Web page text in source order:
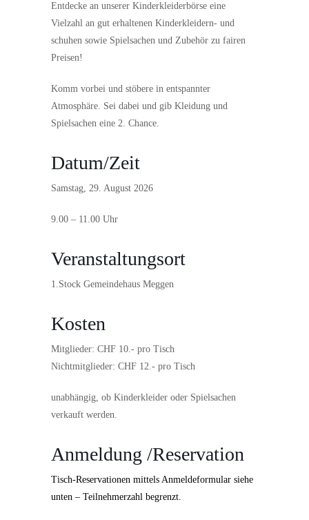
Entdecke an unserer Kinderkleiderbörse eine
Vielzahl an gut erhaltenen Kinderkleidern- und
schuhen sowie Spielsachen und Zubehör zu fairen
Preisen!
Komm vorbei und stöbere in entspannter
Atmosphäre. Sei dabei und gib Kleidung und
Spielsachen eine 2. Chance.
Datum/Zeit
Samstag, 29. August 2026
9.00 – 11.00 Uhr
Veranstaltungsort
1.Stock Gemeindehaus Meggen
Kosten
Mitglieder: CHF 10.- pro Tisch
Nichtmitglieder: CHF 12.- pro Tisch
unabhängig, ob Kinderkleider oder Spielsachen
verkauft werden.
Anmeldung /Reservation
Tisch-Reservationen mittels Anmeldeformular siehe
unten – Teilnehmerzahl begrenzt.